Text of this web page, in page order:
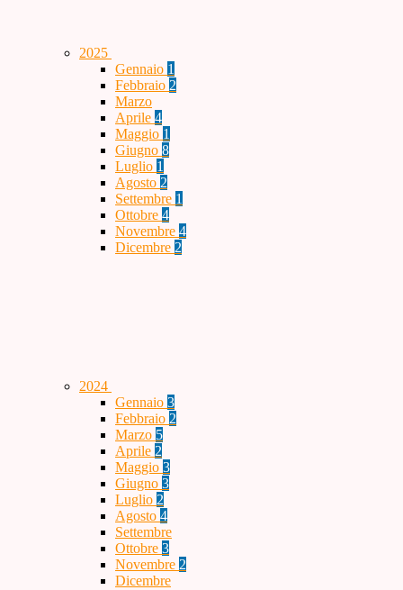
2025
Gennaio 1
Febbraio 2
Marzo
Aprile 4
Maggio 1
Giugno 8
Luglio 1
Agosto 2
Settembre 1
Ottobre 4
Novembre 4
Dicembre 2
2024
Gennaio 3
Febbraio 2
Marzo 5
Aprile 2
Maggio 3
Giugno 3
Luglio 2
Agosto 4
Settembre
Ottobre 3
Novembre 2
Dicembre